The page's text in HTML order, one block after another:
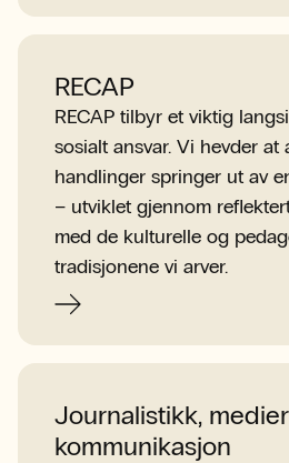
RECAP
RECAP tilbyr et viktig
sosialt ansvar. Vi hevder at
handlinger springer ut av
– utviklet gjennom
med de kulturelle og
tradisjonene vi arver.
Journalistikk,
kommunikasjon